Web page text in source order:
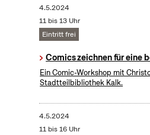
4.5.2024
11 bis 13 Uhr
Eintritt frei
Comics zeichnen für eine
Ein Comic-Workshop mit
Stadtteilbibliothek Kalk.
4.5.2024
11 bis 16 Uhr